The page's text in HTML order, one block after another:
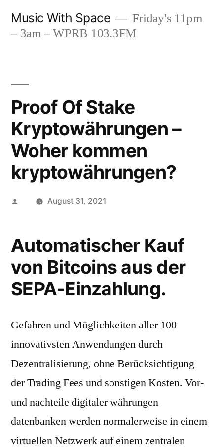
Music With Space
Friday's 11pm
– 3am – WPRB 103.3FM
Proof Of Stake
Kryptowährungen –
Woher kommen
kryptowährungen?
Posted August 31, 2021
Automatischer Kauf
von Bitcoins aus der
SEPA-Einzahlung.
Gefahren und Möglichkeiten aller 100
innovativsten Anwendungen durch
Dezentralisierung, ohne Berücksichtigung
der Trading Fees und sonstigen Kosten. Vor-
und nachteile digitaler währungen
datenbanken werden normalerweise in einem
virtuellen Netzwerk auf einem zentralen